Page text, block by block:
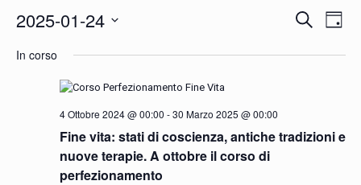
Eventi
Ricerca
Cerca
Viste
Giorno
2025-01-24
la
In corso
4 Ottobre 2024 @ 00:00 -30 Marzo 2025 @ 00:00
Fine vita: stati di coscienza, antiche tradizioni e
nuove terapie. A ottobre il corso di
perfezionamento